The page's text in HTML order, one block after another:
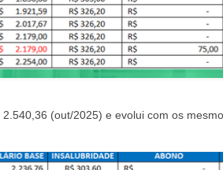
(out/2025) e evolui com os